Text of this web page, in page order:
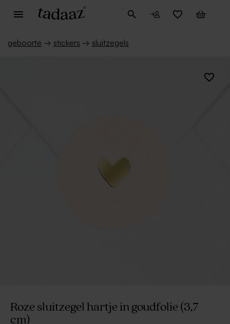
geboorte → stickers → sluitzegels
Roze sluitzegel hartje in goudfolie (3,7
cm)